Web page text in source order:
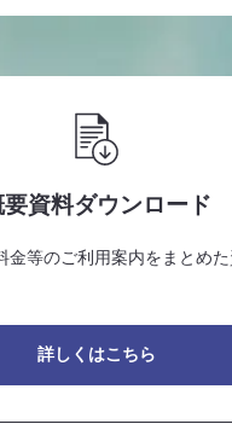
要資料ダウンロード
金等のご利用案内をまとめ
詳しくはこちら